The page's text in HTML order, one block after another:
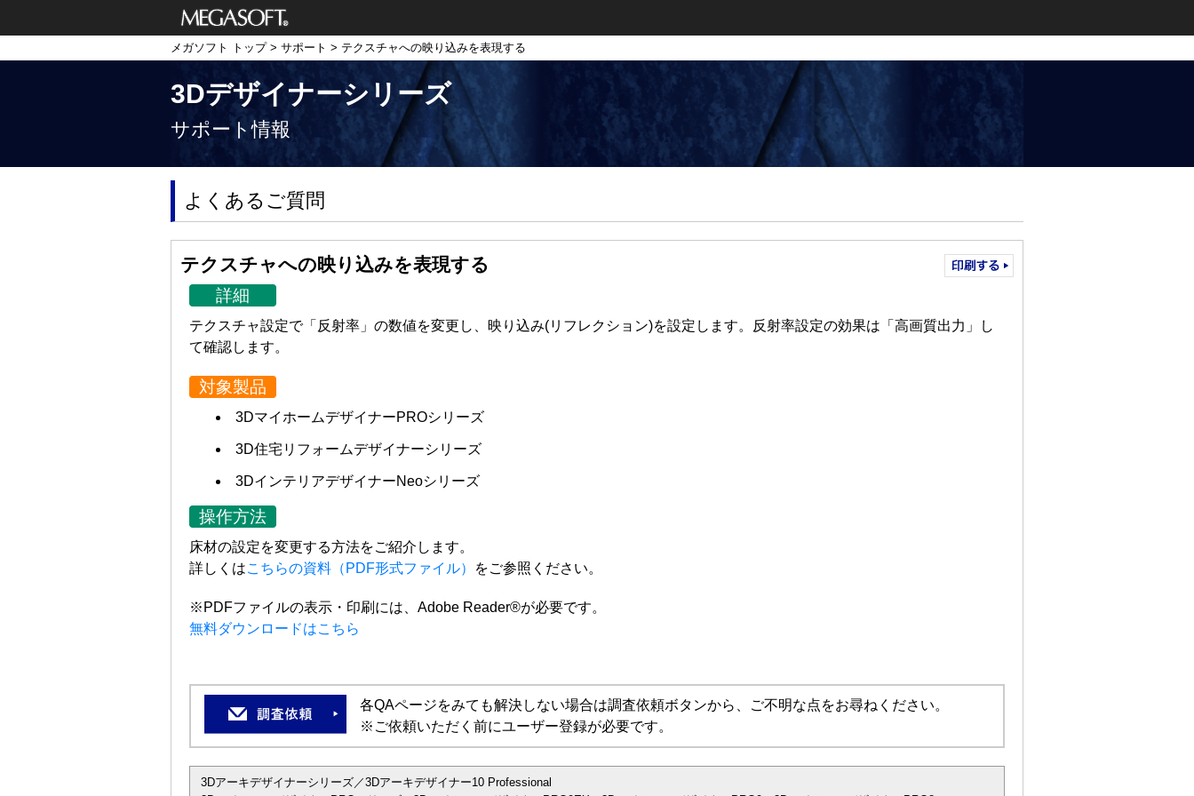
メガソフト株式
会社
メガソフト トップ> サポート > テクスチャへの映り込みを表現する
3Dデザイナーシリーズ
サポート情報
よくあるご質問
テクスチャへの映り込みを表現する
詳細
テクスチャ設定で「反射率」の数値を変更し、映り込み(リフレクション)を設定します。反射率設定の効果は「高画質出力」し
て確認します。
対象製品
3DマイホームデザイナーPROシリーズ
3D住宅リフォームデザイナーシリーズ
3DインテリアデザイナーNeoシリーズ
操作方法
床材の設定を変更する方法をご紹介します。
詳しくはこちらの資料（PDF形式ファイル） をご参照ください。
※PDFファイルの表示・印刷には、Adobe Reader®が必要です。
無料ダウンロードはこちら
各QAページをみても解決しない場合は調査依頼ボタンから、ご不明な点をお尋ねください。
※ご依頼いただく前にユーザー登録が必要です。
3Dアーキデザイナーシリーズ／3Dアーキデザイナー10 Professional